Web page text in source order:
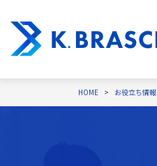
HOME お役立ち情報